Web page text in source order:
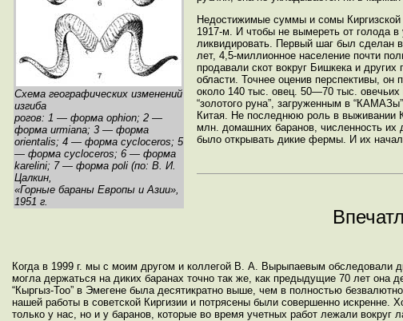
Схема географических изменений
изгиба
рогов: 1 — форма ophion; 2 —
форма urmiana; 3 — форма
orientalis; 4 — форма cycloceros; 5
— форма cycloceros; 6 — форма
karelini; 7 — форма poli (по: В. И.
Цалкин,
«Горные бараны Европы и Азии»,
1951 г.
Недостижимые суммы и сомы Киргизской
1917-м. И чтобы не вымереть от голода в
ликвидировать. Первый шаг был сделан
лет, 4,5-миллионное население почти
продавали скот вокруг Бишкека и
области. Точнее оценив перспективы,
около 140 тыс. овец. 50—70 тыс.
“золотого руна”, загруженным в
Китая. Не последнюю роль в выживании
млн. домашних баранов, численность их
было открывать дикие фермы. И их
Когда в 1999 г. мы с моим другом и коллегой В. А. Вырыпаевым обследовали
могла держаться на диких баранах точно так же, как предыдущие 70 лет
“Кыргыз-Тоо” в Эмегене была десятикратно выше, чем в полностью
нашей работы в советской Киргизии и потрясены были совершенно
только у нас, но и у баранов, которые во время учетных работ лежали вокруг